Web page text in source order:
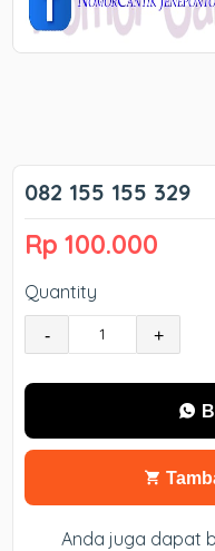
082 155 155 329
Rp 100.000
Quantity
- +
Anda juga dapat